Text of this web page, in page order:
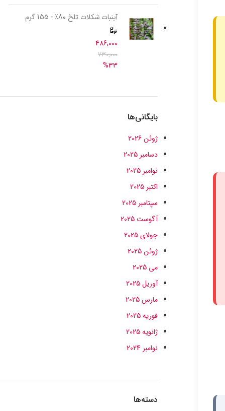
آبنبات شکلات تلخ ۸۰٪ - 155 گرم
486,000
730,000
%33
بایگانی‌ها
ژوئن 2026
دسامبر 2025
نوامبر 2025
اکتبر 2025
سپتامبر 2025
آگوست 2025
جولای 2025
ژوئن 2025
می 2025
آوریل 2025
مارس 2025
فوریه 2025
ژانویه 2025
نوامبر 2024
دسته‌ها